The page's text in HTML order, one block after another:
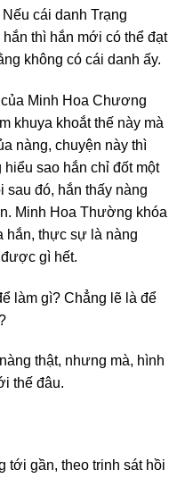
cái danh Trạng
thì hắn mới có thể đạt
không có cái danh ấy.
Minh Hoa Chương
khuya khoắt thế này mà
nàng, chuyện này thì
sao hắn chỉ đốt một
sau đó, hắn thấy nàng
Minh Hoa Thường khóa
hắn, thực sự là nàng
gì hết.
làm gì? Chẳng lẽ là để
thật, nhưng mà, hình
thế đâu.
tới gần, theo trinh sát hồi